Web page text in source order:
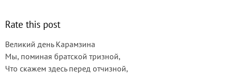
Rate this post
Великий день Карамзина
Мы, поминая братской тризной,
Что скажем здесь перед отчизной,